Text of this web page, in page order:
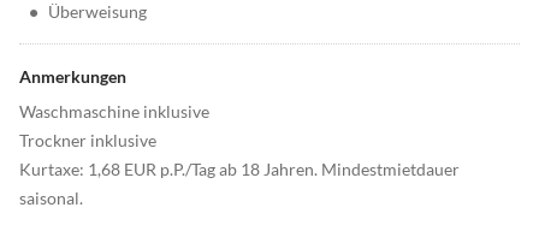
• Überweisung
Anmerkungen
Waschmaschine inklusive
Trockner inklusive
Kurtaxe: 1,68 EUR p.P./Tag ab 18 Jahren. Mindestmietdauer
saisonal.